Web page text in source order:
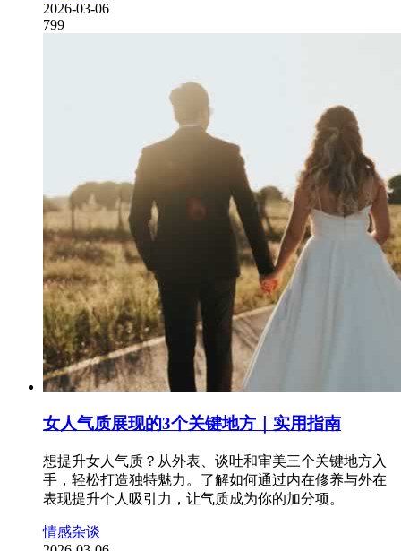
2026-03-06
799
女人气质展现的3个关键地方｜实用指南
想提升女人气质？从外表、谈吐和审美三个关键地方入
手，轻松打造独特魅力。了解如何通过内在修养与外在
表现提升个人吸引力，让气质成为你的加分项。
情感杂谈